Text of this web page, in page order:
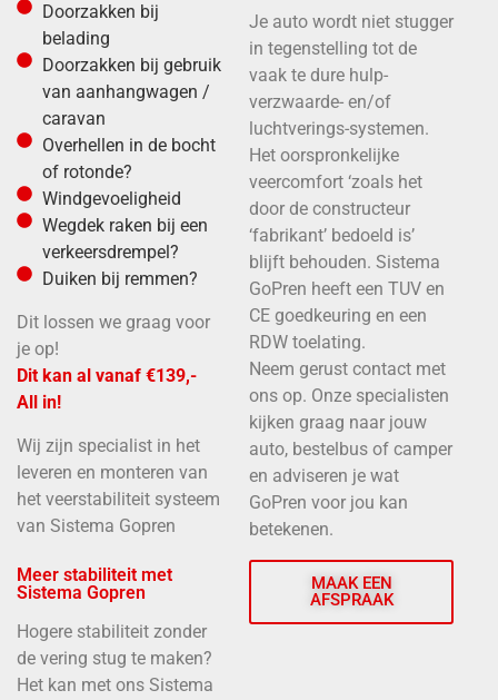
Doorzakken bij
belading
Doorzakken bij gebruik
van aanhangwagen /
caravan
Overhellen in de bocht
of rotonde?
Windgevoeligheid
Wegdek raken bij een
verkeersdrempel?
Duiken bij remmen?
Dit lossen we graag voor
je op!
Dit kan al vanaf €139,-
All in!
Wij zijn specialist in het
leveren en monteren van
het veerstabiliteit systeem
van Sistema Gopren
Meer stabiliteit met
Sistema Gopren
Hogere stabiliteit zonder
de vering stug te maken?
Het kan met ons Sistema
Je auto wordt niet stugger
in tegenstelling tot de
vaak te dure hulp-
verzwaarde- en/of
luchtverings-systemen.
Het oorspronkelijke
veercomfort ‘zoals het
door de constructeur
‘fabrikant’ bedoeld is’
blijft behouden. Sistema
GoPren heeft een TUV en
CE goedkeuring en een
RDW toelating.
Neem gerust contact met
ons op. Onze specialisten
kijken graag naar jouw
auto, bestelbus of camper
en adviseren je wat
GoPren voor jou kan
betekenen.
MAAK EEN
AFSPRAAK